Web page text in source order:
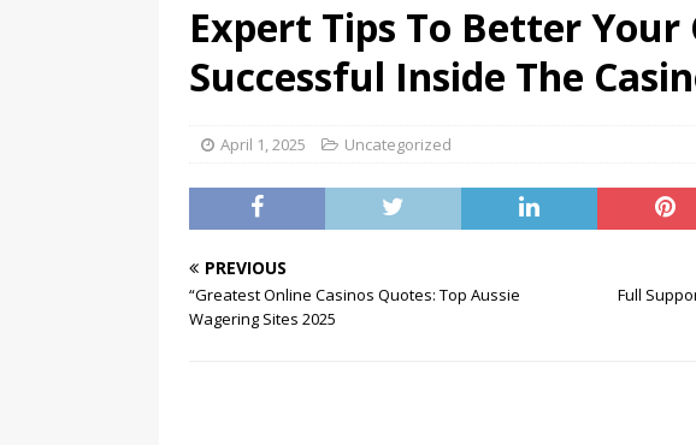
Expert Tips To Better Your
Successful Inside The
April 1, 2025 Uncategorized
PREVIOUS
“Greatest Online Casinos Quotes: Top Aussie
Wagering Sites 2025
Full